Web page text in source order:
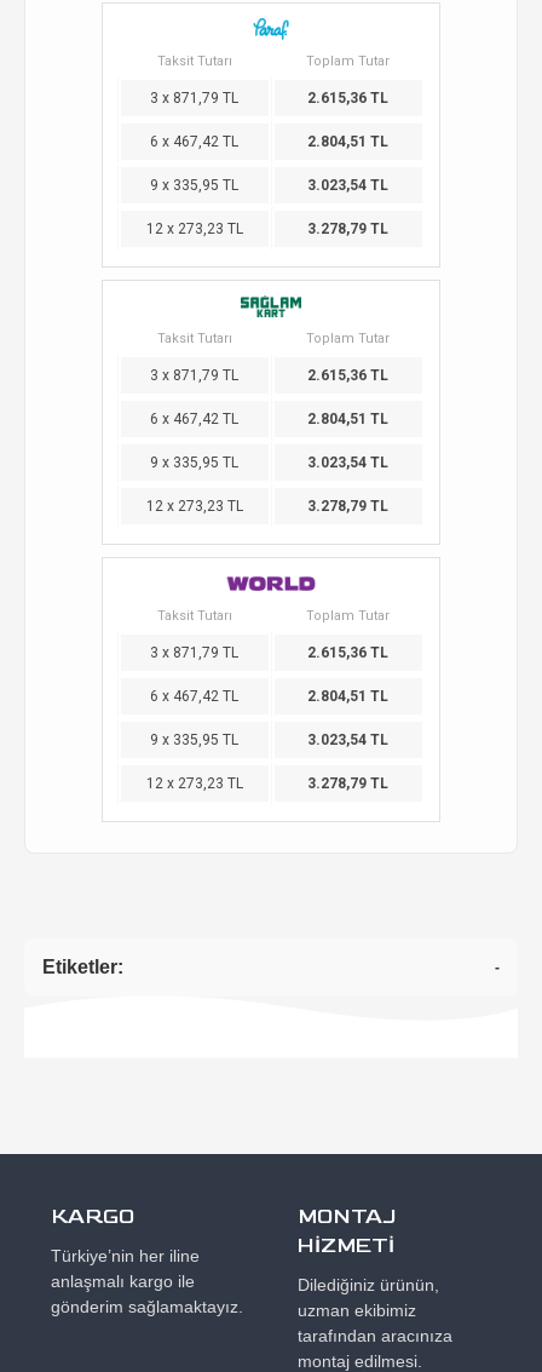
Taksit Tutarı Toplam Tutar
3 x 871,79 TL 2.615,36 TL
6 x 467,42 TL 2.804,51 TL
9 x 335,95 TL 3.023,54 TL
12 x 273,23 TL 3.278,79 TL
Taksit Tutarı Toplam Tutar
3 x 871,79 TL 2.615,36 TL
6 x 467,42 TL 2.804,51 TL
9 x 335,95 TL 3.023,54 TL
12 x 273,23 TL 3.278,79 TL
Taksit Tutarı Toplam Tutar
3 x 871,79 TL 2.615,36 TL
6 x 467,42 TL 2.804,51 TL
9 x 335,95 TL 3.023,54 TL
12 x 273,23 TL 3.278,79 TL
Etiketler: -
KARGO
Türkiye’nin her iline
anlaşmalı kargo ile
gönderim sağlamaktayız.
MONTAJ
HİZMETİ
Dilediğiniz ürünün,
uzman ekibimiz
tarafından aracınıza
montaj edilmesi.